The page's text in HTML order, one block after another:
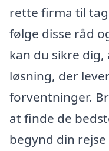
rette firma til
følge disse råd
kan du sikre
løsning, der
forventninger.
at finde de
begynd din